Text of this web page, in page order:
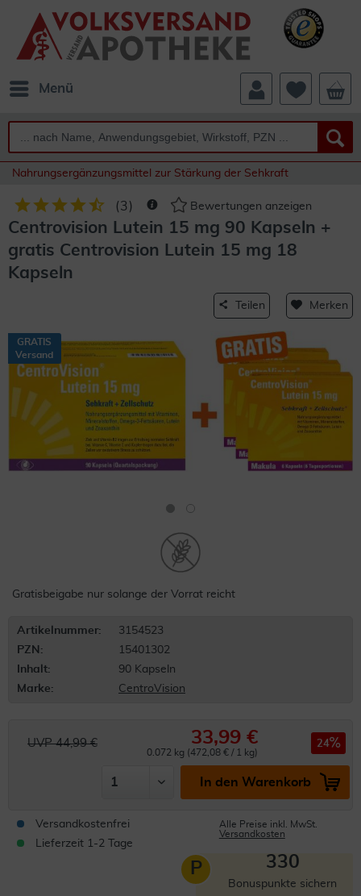
Menü
Nahrungsergänzungsmittel zur Stärkung der Sehkraft
(3) Bewertungen anzeigen
Centrovision Lutein 15 mg 90 Kapseln +
gratis Centrovision Lutein 15 mg 18
Kapseln
Teilen Merken
GRATIS
Versand
Gratisbeigabe nur solange der Vorrat reicht
Artikelnummer:
3154523
PZN:
15401302
Inhalt:
90 Kapseln
Marke:
CentroVision
UVP 44,99 € 33,99 €
0.072 kg (472,08 € / 1 kg)
24
In den Warenkorb
Versandkostenfrei
Lieferzeit 1-2 Tage
Alle Preise inkl. MwSt.
Versandkosten
P 330
Bonuspunkte sichern